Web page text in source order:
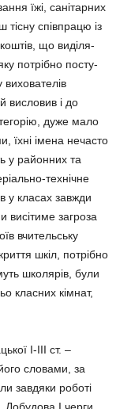
їжі, санітарних
співпрацю із
що виді­ля­
потрібно пос­ту­
вихо­ва­телів
вис­ловив і до
дуже мало
їхні імена нечасто
у районних та
технічне
у класах завжди
за­гроза
вчите­льську
шкіл, пот­рібно
школярів, були
класних кім­нат,
І-ІІІ ст. –
словами, за
завдяки роботі